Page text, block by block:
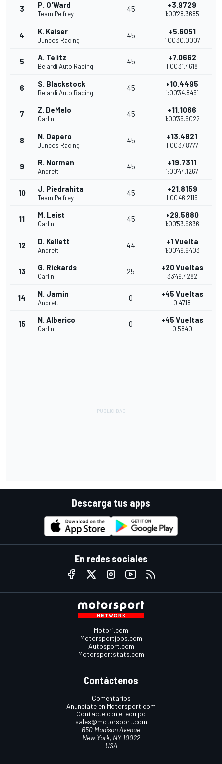
3 P. O'Ward
Team Pelfrey
45 +3.9729
1:00'28.3685
4 K. Kaiser
Juncos Racing
45 +5.6051
1:00'30.0007
5 A. Telitz
Belardi Auto Racing
45 +7.0662
1:00'31.4618
6 S. Blackstock
Belardi Auto Racing
45 +10.4495
1:00'34.8451
7 Z. DeMelo
Carlin
45 +11.1066
1:00'35.5022
8 N. Dapero
Juncos Racing
45 +13.4821
1:00'37.8777
9 R. Norman
Andretti
45 +19.7311
1:00'44.1267
10 J. Piedrahita
Team Pelfrey
45 +21.8159
1:00'46.2115
11 M. Leist
Carlin
45 +29.5880
1:00'53.9836
12 D. Kellett
Andretti
44 +1 Vuelta
1:00'49.6403
13 G. Rickards
Carlin
25 +20 Vueltas
33'49.4282
14 N. Jamin
Andretti
0 +45 Vueltas
0.4718
15 N. Alberico
Carlin
0 +45 Vueltas
0.5840
Descarga tus apps
En redes sociales
Motor1.com
Motorsportjobs.com
Autosport.com
Motorsportstats.com
Contáctenos
Comentarios
Anúnciate en Motorsport.com
Contacte con el equipo
sales@motorsport.com
650 Madison Avenue
New York, NY 10022
USA